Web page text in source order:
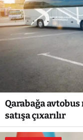
Qarabağa
satışa çıxarılır